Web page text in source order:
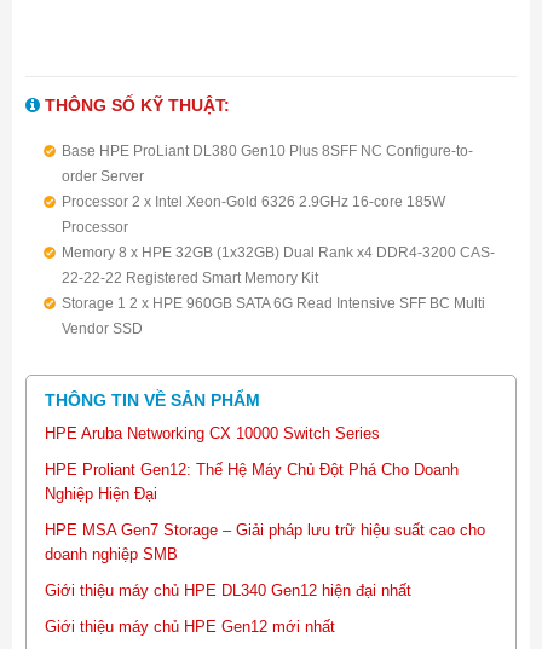
THÔNG SỐ KỸ THUẬT:
Base HPE ProLiant DL380 Gen10 Plus 8SFF NC Configure-to-
order Server
Processor 2 x Intel Xeon-Gold 6326 2.9GHz 16-core 185W
Processor
Memory 8 x HPE 32GB (1x32GB) Dual Rank x4 DDR4-3200 CAS-
22-22-22 Registered Smart Memory Kit
Storage 1 2 x HPE 960GB SATA 6G Read Intensive SFF BC Multi
Vendor SSD
year Warranty 512e Multi Vendor HDD
Raid Microchip SmartRAID SR932i-p x32 Lanes 8GB Wide Cache
NVMe/SAS 24G Controller for HPE Gen10 Plus
included 10Gb SFP+ SR Transceiver
NIC 2 Broadcom BCM5719 Ethernet 1Gb 4-port BASE-T OCP3
Adapter for HPE
HBA HPE SN1200E 16Gb Dual Port Fibre Channel Host Bus
Adapter
Power Supply Kit
THÔNG TIN VỀ SẢN PHẨM
HPE Aruba Networking CX 10000 Switch Series
HPE Proliant Gen12: Thế Hệ Máy Chủ Đột Phá Cho Doanh
Nghiệp Hiện Đại
HPE MSA Gen7 Storage – Giải pháp lưu trữ hiệu suất cao cho
doanh nghiệp SMB
Giới thiệu máy chủ HPE DL340 Gen12 hiện đại nhất
Giới thiệu máy chủ HPE Gen12 mới nhất